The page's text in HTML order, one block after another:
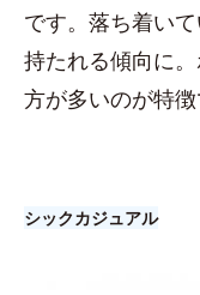
です。落ち着い
持たれる傾向に
方が多いのが特徴
シックカジュアル